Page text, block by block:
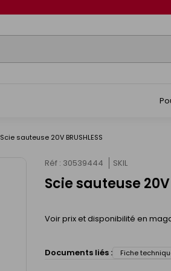
Scie sauteuse 20V BRUSHLESS
Réf : 30539444 SKIL
Scie sauteuse 20V
Voir prix et disponibilité en
Documents liés : Fiche